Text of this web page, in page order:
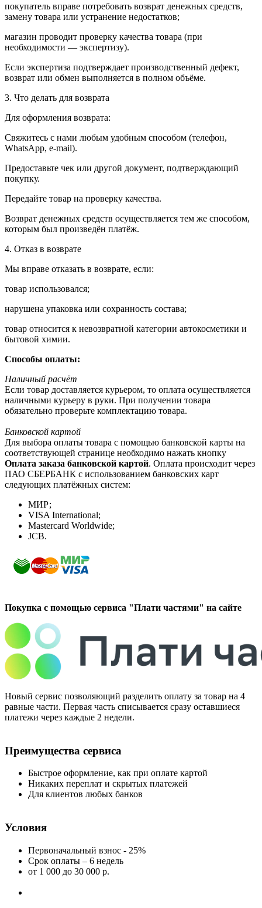
покупатель вправе потребовать возврат денежных средств,
замену товара или устранение недостатков;
магазин проводит проверку качества товара (при
необходимости — экспертизу).
Если экспертиза подтверждает производственный дефект,
возврат или обмен выполняется в полном объёме.
3. Что делать для возврата
Для оформления возврата:
Свяжитесь с нами любым удобным способом (телефон,
WhatsApp, e-mail).
Предоставьте чек или другой документ, подтверждающий
покупку.
Передайте товар на проверку качества.
Возврат денежных средств осуществляется тем же способом,
которым был произведён платёж.
4. Отказ в возврате
Мы вправе отказать в возврате, если:
товар использовался;
нарушена упаковка или сохранность состава;
товар относится к невозвратной категории автокосметики и
бытовой химии.
Способы оплаты:
Наличный расчёт
Если товар доставляется курьером, то оплата осуществляется
наличными курьеру в руки. При получении товара
обязательно проверьте комплектацию товара.
Банковской картой
Для выбора оплаты товара с помощью банковской карты на
соответствующей странице необходимо нажать кнопку
Оплата заказа банковской картой. Оплата происходит через
ПАО СБЕРБАНК с использованием банковских карт
следующих платёжных систем:
МИР;
VISA International;
Mastercard Worldwide;
JCB.
Покупка с помощью сервиса "Плати частями" на сайте
Новый сервис позволяющий разделить оплату за товар на 4
равные части. Первая часть списывается сразу оставшиеся
платежи через каждые 2 недели.
Преимущества сервиса
Быстрое оформление, как при оплате картой
Никаких переплат и скрытых платежей
Для клиентов любых банков
Условия
Первоначальный взнос - 25%
Срок оплаты – 6 недель
от 1 000 до 30 000 р.